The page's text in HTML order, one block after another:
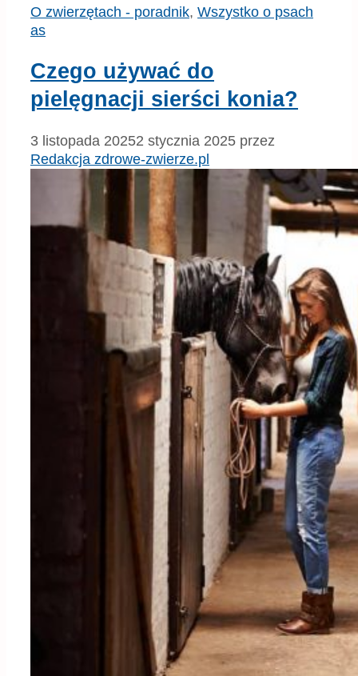
Kategorie
O zwierzętach - poradnik, Wszystko o psach
as
Czego używać do
pielęgnacji sierści konia?
3 listopada 20252 stycznia 2025 przez
Redakcja zdrowe-zwierze.pl